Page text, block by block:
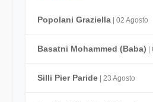
Popolani Graziella| 02 Agosto
Basatni Mohammed (Baba)
Silli Pier Paride| 23 Agosto